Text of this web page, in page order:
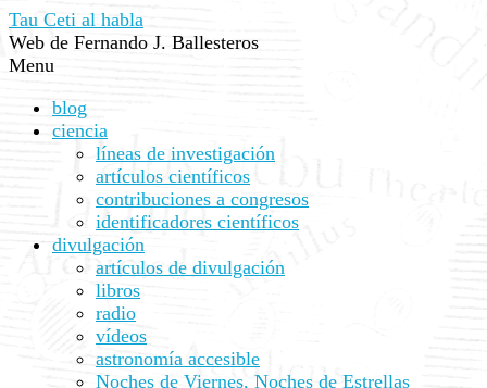
Tau Ceti al habla
Web de Fernando J. Ballesteros
Menu
blog
ciencia
líneas de investigación
artículos científicos
contribuciones a congresos
identificadores científicos
divulgación
artículos de divulgación
libros
radio
vídeos
astronomía accesible
Noches de Viernes, Noches de Estrellas